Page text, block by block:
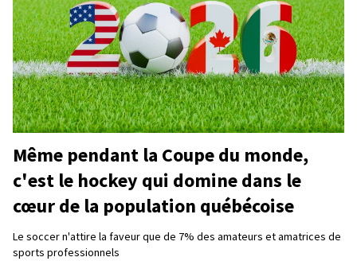
Même pendant la Coupe du monde,
c'est le hockey qui domine dans le
cœur de la population québécoise
Le soccer n'attire la faveur que de 7% des amateurs et amatrices de
sports professionnels